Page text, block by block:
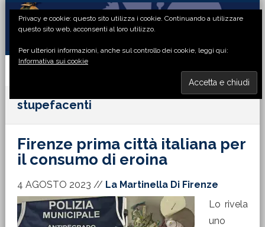
Passa
primaria
Passa
principale
Passa
laterale
Passa
di
stupefacenti
Firenze prima città italiana per
il consumo di eroina
4 AGOSTO 2023 // La Martinella Di Firenze
Lo rivela
uno
Privacy e cookie: questo sito utilizza i cookie. Continuando a utilizzare
questo sito web, acconsenti al loro utilizzo.
Per ulteriori informazioni, anche sul controllo dei cookie, leggi qui:
Informativa sui cookie